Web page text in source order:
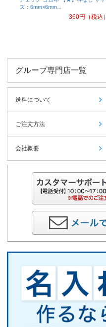
ズ：6mm×6mm...
360円（税込）
グループ専門店一覧
送料について
ご注文方法
会社概要